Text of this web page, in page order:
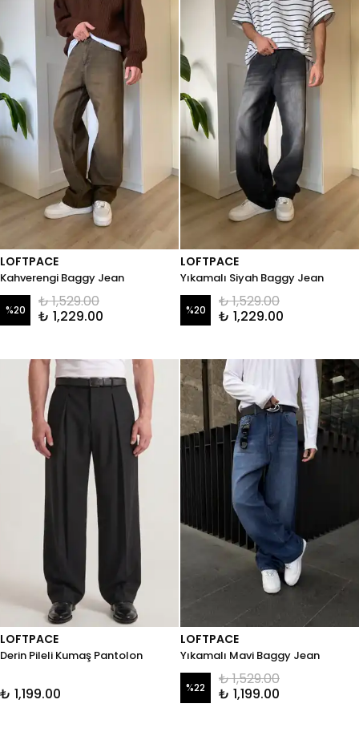
LOFTPACE
Kahverengi Baggy Jean
%20
₺ 1,529.00
₺ 1,229.00
LOFTPACE
Yıkamalı Siyah Baggy Jean
%20
₺ 1,529.00
₺ 1,229.00
LOFTPACE
Derin Pileli Kumaş Pantolon
₺ 1,199.00
LOFTPACE
Yıkamalı Mavi Baggy Jean
%22
₺ 1,529.00
₺ 1,199.00